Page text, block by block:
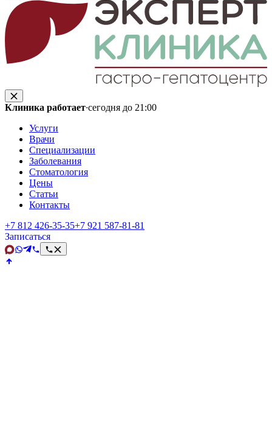
Клиника работает·сегодня до 21:00
Услуги
Врачи
Специализации
Заболевания
Стоматология
Цены
Статьи
Контакты
+7 812 426‑35‑35+7 921 587‑81‑81
Записаться